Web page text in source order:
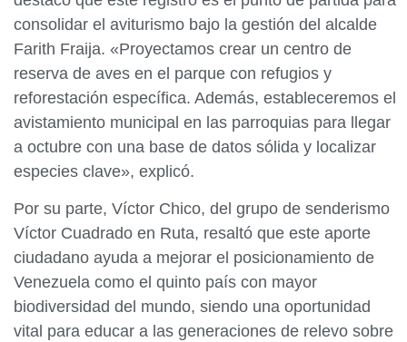
consolidar el aviturismo bajo la gestión del alcalde
Farith Fraija. «Proyectamos crear un centro de
reserva de aves en el parque con refugios y
reforestación específica. Además, estableceremos el
avistamiento municipal en las parroquias para llegar
a octubre con una base de datos sólida y localizar
especies clave», explicó.
Por su parte, Víctor Chico, del grupo de senderismo
Víctor Cuadrado en Ruta, resaltó que este aporte
ciudadano ayuda a mejorar el posicionamiento de
Venezuela como el quinto país con mayor
biodiversidad del mundo, siendo una oportunidad
vital para educar a las generaciones de relevo sobre